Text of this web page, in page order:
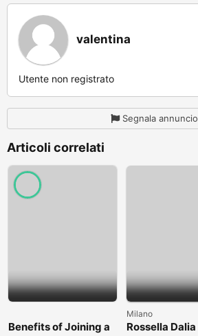
valentina
Utente non registrato
Segnala annuncio
Articoli correlati
Benefits of Joining a
Milano
Rossella Dalia